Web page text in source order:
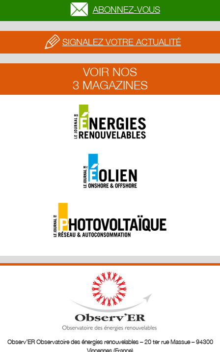
ABONNEZ-VOUS
SIGNALEZ VOTRE ACTUALITÉ
VOIR NOS
3 MAGAZINES
Observ’ER Observatoire des énergies renouvelables – 20 ter rue Massue – 94300